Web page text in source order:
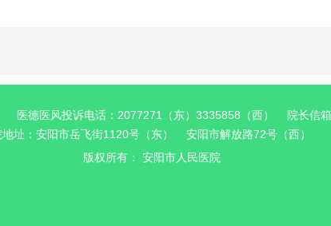
医德医风投诉电话：2077271（东）3335858（西） 院长信
地址：安阳市岳飞街1120号（东） 安阳市解放路72号（西）
版权所有： 安阳市人民医院